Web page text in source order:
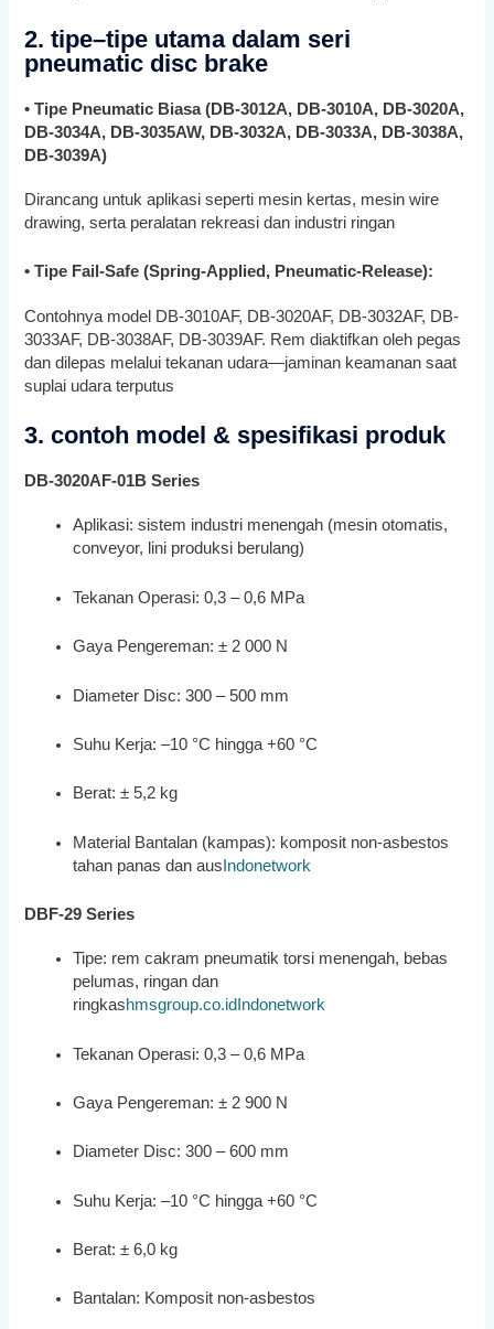
2. tipe–tipe utama dalam seri
pneumatic disc brake
• Tipe Pneumatic Biasa (DB-3012A, DB-3010A, DB-3020A,
DB-3034A, DB-3035AW, DB-3032A, DB-3033A, DB-3038A,
DB-3039A)
Dirancang untuk aplikasi seperti mesin kertas, mesin wire
drawing, serta peralatan rekreasi dan industri ringan
• Tipe Fail-Safe (Spring-Applied, Pneumatic-Release):
Contohnya model DB-3010AF, DB-3020AF, DB-3032AF, DB-
3033AF, DB-3038AF, DB-3039AF. Rem diaktifkan oleh pegas
dan dilepas melalui tekanan udara—jaminan keamanan saat
suplai udara terputus
3. contoh model & spesifikasi produk
DB-3020AF-01B Series
Aplikasi: sistem industri menengah (mesin otomatis,
conveyor, lini produksi berulang)
Tekanan Operasi: 0,3 – 0,6 MPa
Gaya Pengereman: ± 2 000 N
Diameter Disc: 300 – 500 mm
Suhu Kerja: –10 °C hingga +60 °C
Berat: ± 5,2 kg
Material Bantalan (kampas): komposit non-asbestos
tahan panas dan ausIndonetwork
DBF-29 Series
Tipe: rem cakram pneumatik torsi menengah, bebas
pelumas, ringan dan
ringkashmsgroup.co.id Indonetwork
Tekanan Operasi: 0,3 – 0,6 MPa
Gaya Pengereman: ± 2 900 N
Diameter Disc: 300 – 600 mm
Suhu Kerja: –10 °C hingga +60 °C
Berat: ± 6,0 kg
Bantalan: Komposit non-asbestos